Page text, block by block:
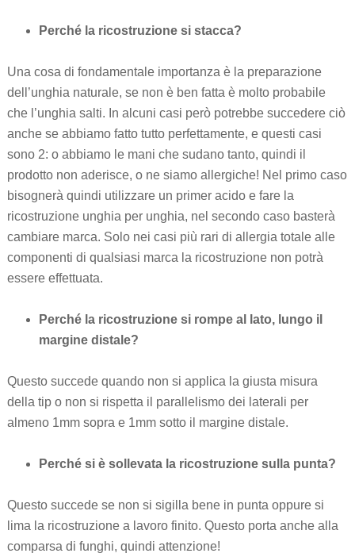
Perché la ricostruzione si stacca?
Una cosa di fondamentale importanza è la preparazione
dell’unghia naturale, se non è ben fatta è molto probabile
che l’unghia salti. In alcuni casi però potrebbe succedere ciò
anche se abbiamo fatto tutto perfettamente, e questi casi
sono 2: o abbiamo le mani che sudano tanto, quindi il
prodotto non aderisce, o ne siamo allergiche! Nel primo caso
bisognerà quindi utilizzare un primer acido e fare la
ricostruzione unghia per unghia, nel secondo caso basterà
cambiare marca. Solo nei casi più rari di allergia totale alle
componenti di qualsiasi marca la ricostruzione non potrà
essere effettuata.
Perché la ricostruzione si rompe al lato, lungo il
margine distale?
Questo succede quando non si applica la giusta misura
della tip o non si rispetta il parallelismo dei laterali per
almeno 1mm sopra e 1mm sotto il margine distale.
Perché si è sollevata la ricostruzione sulla punta?
Questo succede se non si sigilla bene in punta oppure si
lima la ricostruzione a lavoro finito. Questo porta anche alla
comparsa di funghi, quindi attenzione!